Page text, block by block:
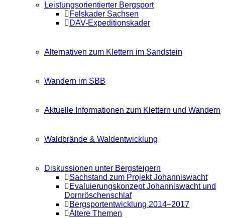
Leistungsorientierter Bergsport
Felskader Sachsen
DAV-Expeditionskader
Alternativen zum Klettern im Sandstein
Wandern im SBB
Aktuelle Informationen zum Klettern und Wandern
Waldbrände & Waldentwicklung
Diskussionen unter Bergsteigern
Sachstand zum Projekt Johanniswacht
Evaluierungskonzept Johanniswacht und
Dornröschenschlaf
Bergsportentwicklung 2014–2017
Ältere Themen